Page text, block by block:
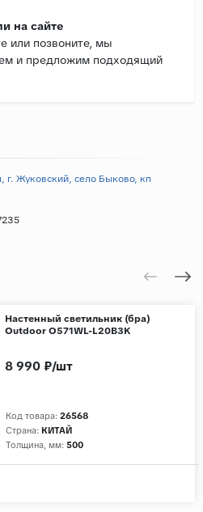
на сайте
или позвоните, мы
и предложим подходящий
г. Жуковский, село Быково, кп
Настенный светильник (бра)
Outdoor O571WL-L20B3K
Код товара: 26568
Страна: КИТАЙ
Толщина, мм: 500
8 990 ₽/шт